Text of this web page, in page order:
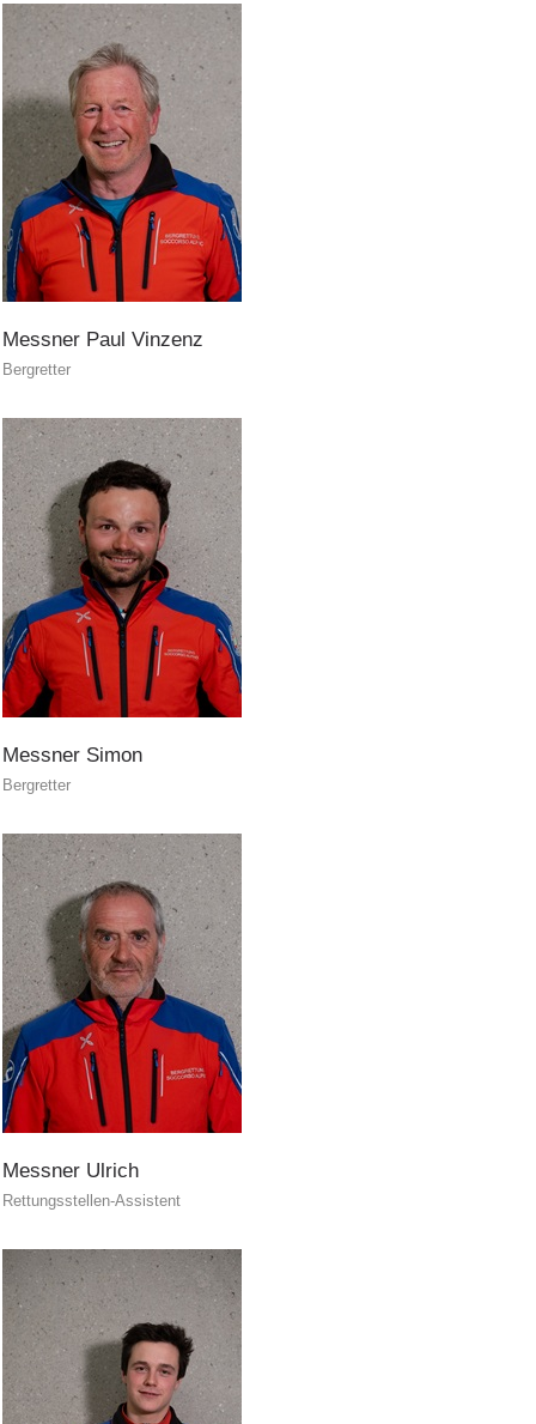
Canyoning
Prävention
INTERREG
Messner Paul Vinzenz
Bergretter
Messner Simon
Bergretter
Messner Ulrich
Rettungsstellen-Assistent